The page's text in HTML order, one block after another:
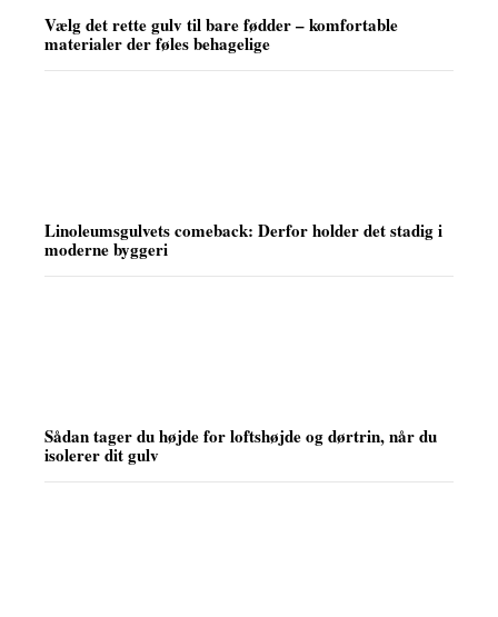
Vælg det rette gulv til bare fødder – komfortable
materialer der føles behagelige
Linoleumsgulvets comeback: Derfor holder det stadig i
moderne byggeri
Sådan tager du højde for loftshøjde og dørtrin, når du
isolerer dit gulv